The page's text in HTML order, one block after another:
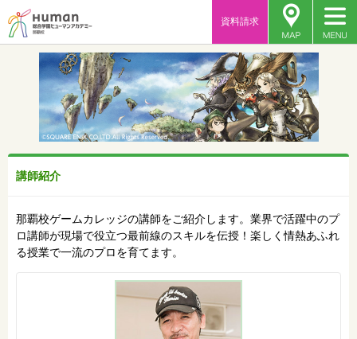
資料請求
講師紹介
那覇校ゲームカレッジの講師をご紹介します。業界で活躍中のプ
ロ講師が現場で役立つ最前線のスキルを伝授！楽しく情熱あふれ
る授業で一流のプロを育てます。